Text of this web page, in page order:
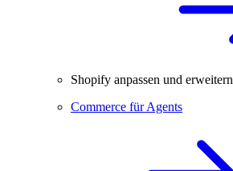
Shopify anpassen und erweitern
Commerce für Agents